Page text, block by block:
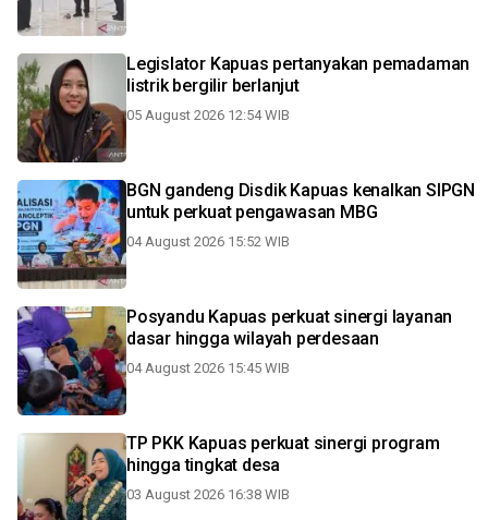
Legislator Kapuas pertanyakan pemadaman
listrik bergilir berlanjut
05 August 2026 12:54 WIB
BGN gandeng Disdik Kapuas kenalkan SIPGN
untuk perkuat pengawasan MBG
04 August 2026 15:52 WIB
Posyandu Kapuas perkuat sinergi layanan
dasar hingga wilayah perdesaan
04 August 2026 15:45 WIB
TP PKK Kapuas perkuat sinergi program
hingga tingkat desa
03 August 2026 16:38 WIB